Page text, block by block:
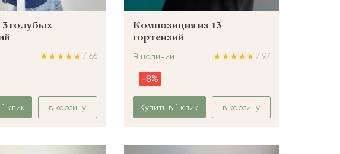
3 голубых
/ 66
клик в корзину
Композиция из 13
гортензий
/ 97
В наличии
-8%
Купить в 1 клик в корзину